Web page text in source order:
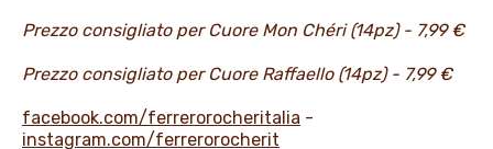
Prezzo consigliato per Cuore Mon Chéri (14pz) - 7,99 €
Prezzo consigliato per Cuore Raffaello (14pz) - 7,99 €
facebook.com/ferrerorocheritalia -
instagram.com/ferrerorocherit